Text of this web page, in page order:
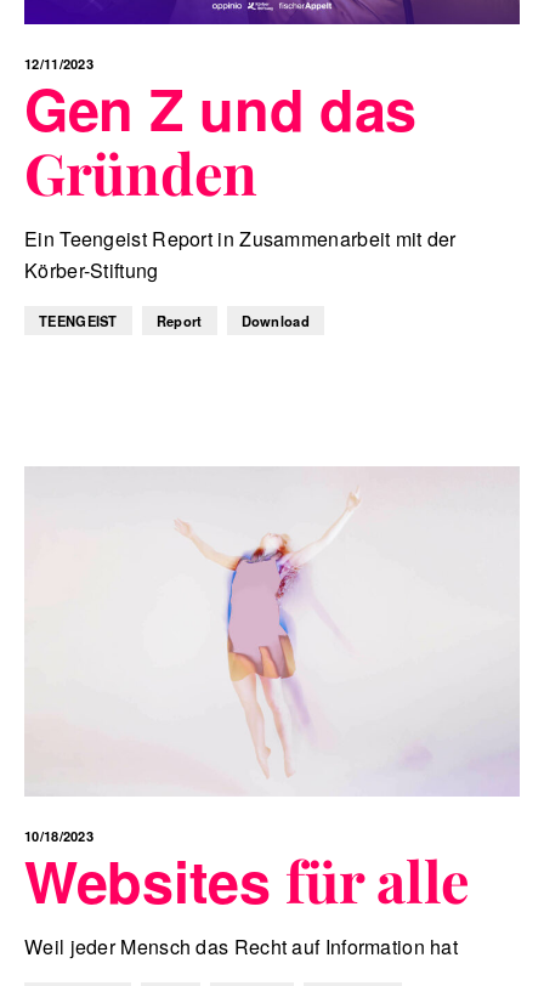
12/11/2023
Gen Z und das
Gründen
Ein Teengeist Report in Zusammenarbeit mit der
Körber-Stiftung
TEENGEIST Report Download
10/18/2023
Websites für alle
Weil jeder Mensch das Recht auf Information hat